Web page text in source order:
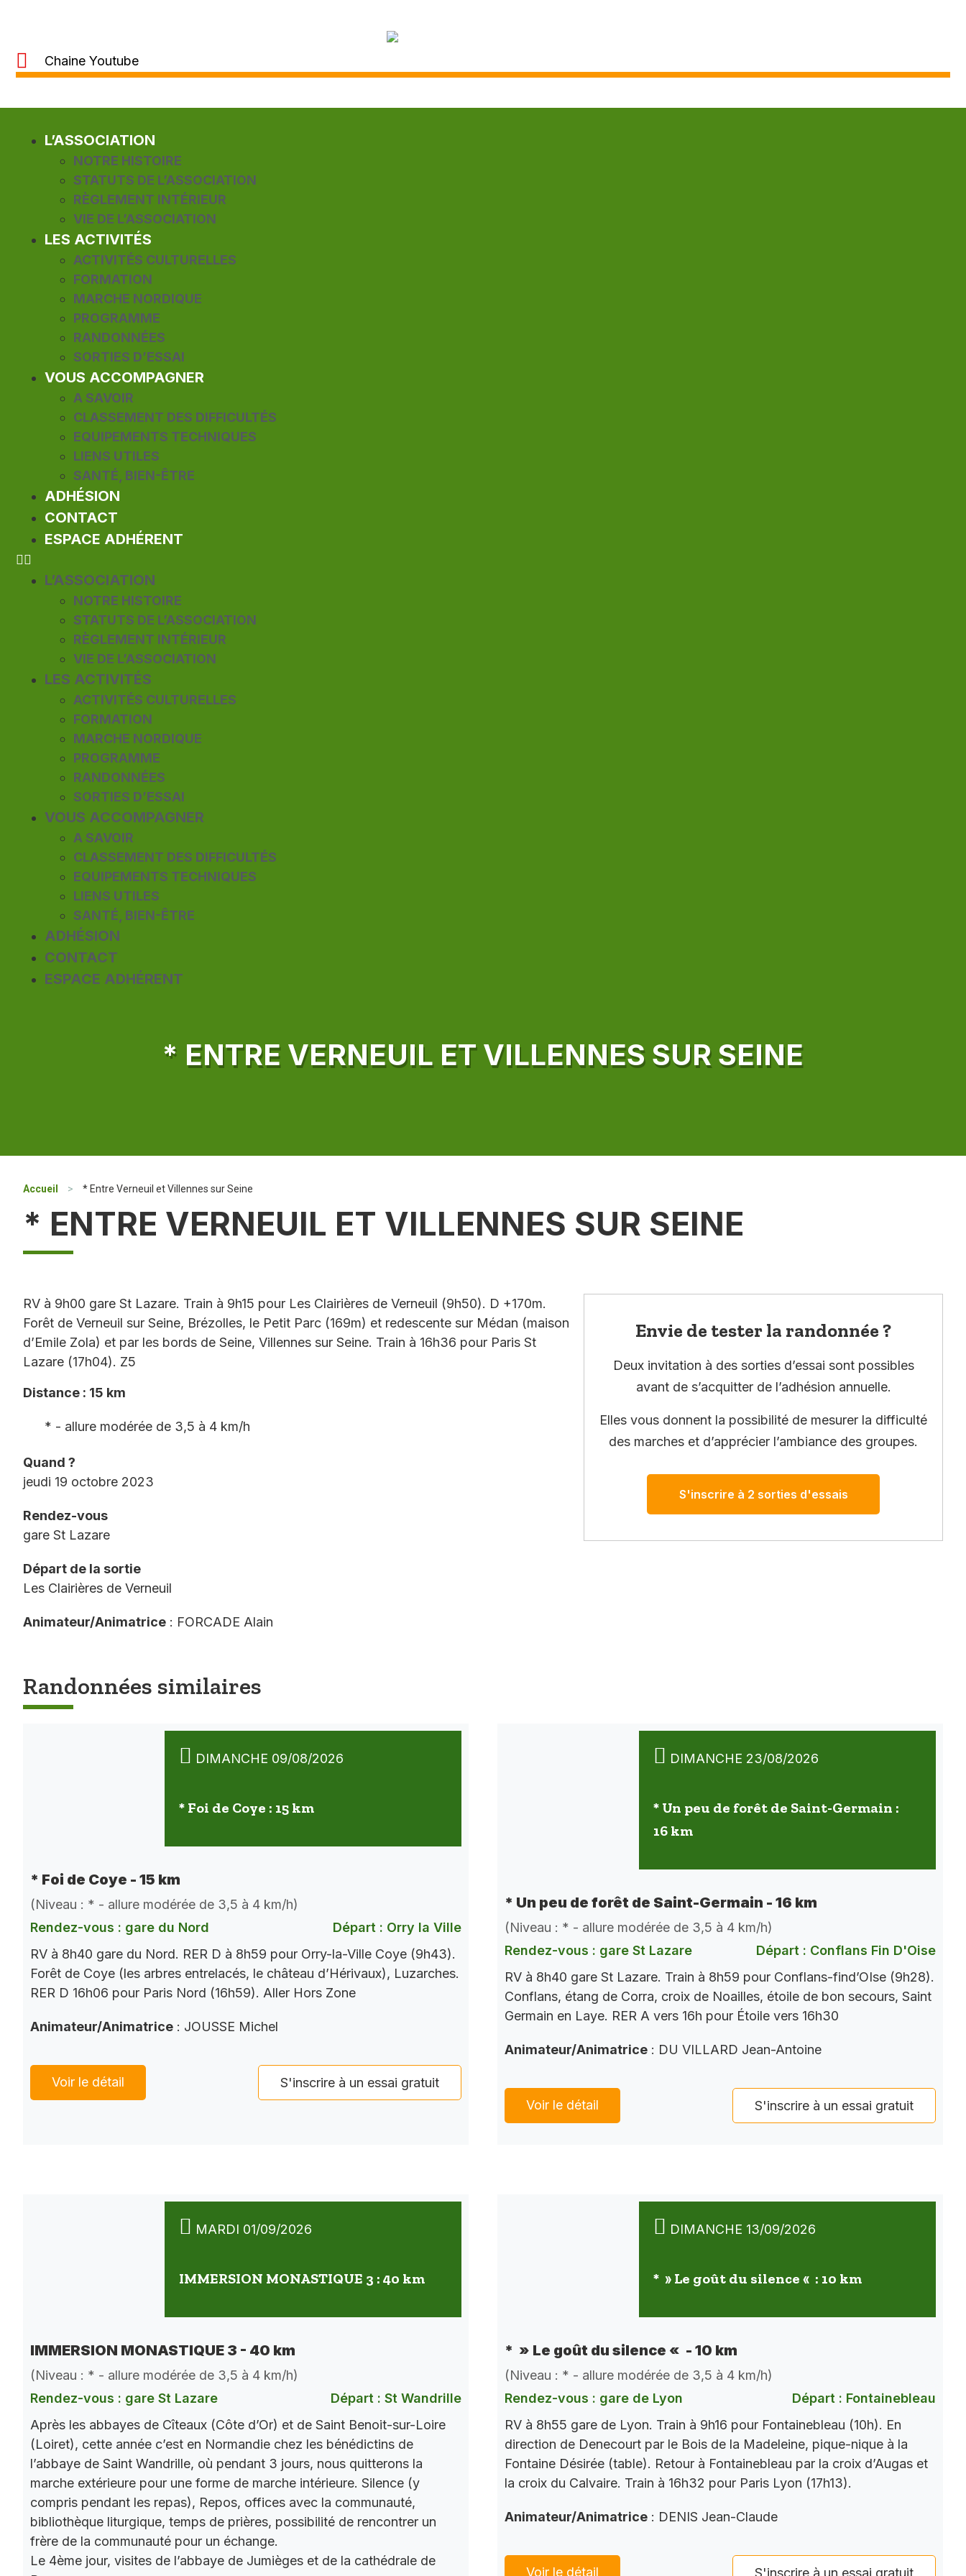
Chaine Youtube
L’ASSOCIATION
NOTRE HISTOIRE
STATUTS DE L’ASSOCIATION
RÈGLEMENT INTÉRIEUR
VIE DE L’ASSOCIATION
LES ACTIVITÉS
ACTIVITÉS CULTURELLES
FORMATION
MARCHE NORDIQUE
PROGRAMME
RANDONNÉES
SORTIES D’ESSAI
VOUS ACCOMPAGNER
A SAVOIR
CLASSEMENT DES DIFFICULTÉS
EQUIPEMENTS TECHNIQUES
LIENS UTILES
SANTÉ, BIEN-ÊTRE
ADHÉSION
CONTACT
ESPACE ADHÉRENT
L’ASSOCIATION
NOTRE HISTOIRE
STATUTS DE L’ASSOCIATION
RÈGLEMENT INTÉRIEUR
VIE DE L’ASSOCIATION
LES ACTIVITÉS
ACTIVITÉS CULTURELLES
FORMATION
MARCHE NORDIQUE
PROGRAMME
RANDONNÉES
SORTIES D’ESSAI
VOUS ACCOMPAGNER
A SAVOIR
CLASSEMENT DES DIFFICULTÉS
EQUIPEMENTS TECHNIQUES
LIENS UTILES
SANTÉ, BIEN-ÊTRE
ADHÉSION
CONTACT
ESPACE ADHÉRENT
* ENTRE VERNEUIL ET VILLENNES SUR SEINE
Accueil > * Entre Verneuil et Villennes sur Seine
* ENTRE VERNEUIL ET VILLENNES SUR SEINE
RV à 9h00 gare St Lazare. Train à 9h15 pour Les Clairières de Verneuil (9h50). D +170m.
Forêt de Verneuil sur Seine, Brézolles, le Petit Parc (169m) et redescente sur Médan (maison
d’Emile Zola) et par les bords de Seine, Villennes sur Seine. Train à 16h36 pour Paris St
Lazare (17h04). Z5
Distance : 15 km
* - allure modérée de 3,5 à 4 km/h
Quand ?
jeudi 19 octobre 2023
Rendez-vous
gare St Lazare
Départ de la sortie
Les Clairières de Verneuil
Animateur/Animatrice : FORCADE Alain
Envie de tester la randonnée ?
Deux invitation à des sorties d’essai sont possibles
avant de s’acquitter de l’adhésion annuelle.
Elles vous donnent la possibilité de mesurer la difficulté
des marches et d’apprécier l’ambiance des groupes.
S'inscrire à 2 sorties d'essais
Randonnées similaires
DIMANCHE 09/08/2026
* Foi de Coye : 15 km
* Foi de Coye - 15 km
(Niveau : * - allure modérée de 3,5 à 4 km/h)
Rendez-vous : gare du Nord
Départ : Orry la Ville
RV à 8h40 gare du Nord. RER D à 8h59 pour Orry-la-Ville Coye (9h43).
Forêt de Coye (les arbres entrelacés, le château d’Hérivaux), Luzarches.
RER D 16h06 pour Paris Nord (16h59). Aller Hors Zone
Animateur/Animatrice : JOUSSE Michel
Voir le détail S'inscrire à un essai gratuit
DIMANCHE 23/08/2026
* Un peu de forêt de Saint-Germain :
16 km
* Un peu de forêt de Saint-Germain - 16 km
(Niveau : * - allure modérée de 3,5 à 4 km/h)
Rendez-vous : gare St Lazare
Départ : Conflans Fin D'Oise
RV à 8h40 gare St Lazare. Train à 8h59 pour Conflans-find’OIse (9h28).
Conflans, étang de Corra, croix de Noailles, étoile de bon secours, Saint
Germain en Laye. RER A vers 16h pour Étoile vers 16h30
Animateur/Animatrice : DU VILLARD Jean-Antoine
Voir le détail S'inscrire à un essai gratuit
MARDI 01/09/2026
IMMERSION MONASTIQUE 3 : 40 km
IMMERSION MONASTIQUE 3 - 40 km
(Niveau : * - allure modérée de 3,5 à 4 km/h)
Rendez-vous : gare St Lazare
Départ : St Wandrille
Après les abbayes de Cîteaux (Côte d’Or) et de Saint Benoit-sur-Loire
(Loiret), cette année c’est en Normandie chez les bénédictins de
l’abbaye de Saint Wandrille, où pendant 3 jours, nous quitterons la
marche extérieure pour une forme de marche intérieure. Silence (y
compris pendant les repas), Repos, offices avec la communauté,
bibliothèque liturgique, temps de prières, possibilité de rencontrer un
frère de la communauté pour un échange.
Le 4ème jour, visites de l’abbaye de Jumièges et de la cathédrale de
DIMANCHE 13/09/2026
* » Le goût du silence « : 10 km
* » Le goût du silence « - 10 km
(Niveau : * - allure modérée de 3,5 à 4 km/h)
Rendez-vous : gare de Lyon
Départ : Fontainebleau
RV à 8h55 gare de Lyon. Train à 9h16 pour Fontainebleau (10h). En
direction de Denecourt par le Bois de la Madeleine, pique-nique à la
Fontaine Désirée (table). Retour à Fontainebleau par la croix d’Augas et
la croix du Calvaire. Train à 16h32 pour Paris Lyon (17h13).
Animateur/Animatrice : DENIS Jean-Claude
Voir le détail S'inscrire à un essai gratuit